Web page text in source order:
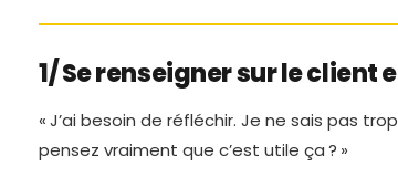
1/ Se renseigner sur le client
« J’ai besoin de réfléchir. Je ne sais pas
pensez vraiment que c’est utile ça ? »